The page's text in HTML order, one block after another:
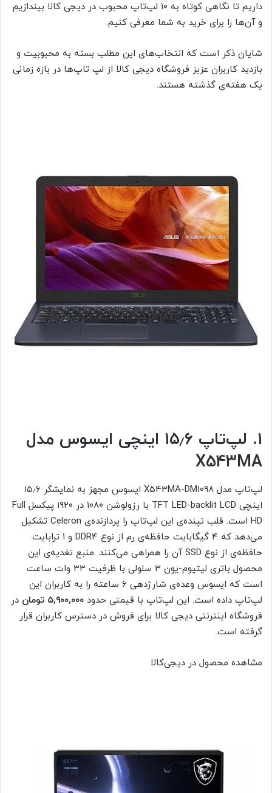
داریم تا نگاهی کوتاه به ۱۰ لپ‌تاپ محبوب در دیجی کالا بیندازیم
و آن‌ها را برای خرید به شما معرفی کنیم.
شایان ذکر است که انتخاب‌های این مطلب بسته به محبوبیت و
بازدید کاربران عزیز فروشگاه دیجی‌ کالا از لپ‌ تاپ‌ها در بازه زمانی
یک هفته‌ی گذشته هستند.
۱. لپ‌‌تاپ ۱۵٫۶ اینچی ایسوس مدل
X543MA
لپ‌‌تاپ مدل X543MA-DM1098 ایسوس مجهز به نمایشگر ۱۵٫۶
اینچی TFT LED-backlit LCD با رزولوشن ۱۰۸۰ در ۱۹۲۰ پیکسل Full
HD است. قلب تپنده‌ی این لپ‌‌تاپ را پردازنده‌ی Celeron تشکیل
می‌دهد که ۴ گیگابایت حافظه‌ی رم از نوع DDR4 و ۱ ترابایت
حافظه‌ی از نوع SSD آن را همراهی می‌کنند. منبع تغدیه‌ی این
محصول باتری لیتیوم-یون ۳ سلولی با ظرفیت ۳۳ وات ساعت
است که ایسوس وعده‌ی شارژدهی ۶ ساعته را به کاربران این
لپ‌‌تاپ داده است. این لپ‌تاپ با قیمتی حدود ۵,۹۰۰,۰۰۰ تومان
در
فروشگاه اینترنتی دیجی‌ کالا برای فروش در دسترس کاربران قرار
گرفته است.
مشاهده محصول در دیجی‌کالا